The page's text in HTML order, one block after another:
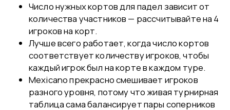
Число нужных кортов для падел зависит от
количества участников — рассчитывайте на 4
игроков на корт.
Лучше всего работает, когда число кортов
соответствует количеству игроков, чтобы
каждый игрок был на корте в каждом туре.
Mexicano прекрасно смешивает игроков
разного уровня, потому что живая турнирная
таблица сама балансирует пары соперников